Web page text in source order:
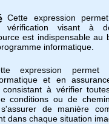
Cette expression
vérification visant à
est indispensable au
informatique.
expression
et en
à vérifier
conditions ou de
de manière
dans chaque situation